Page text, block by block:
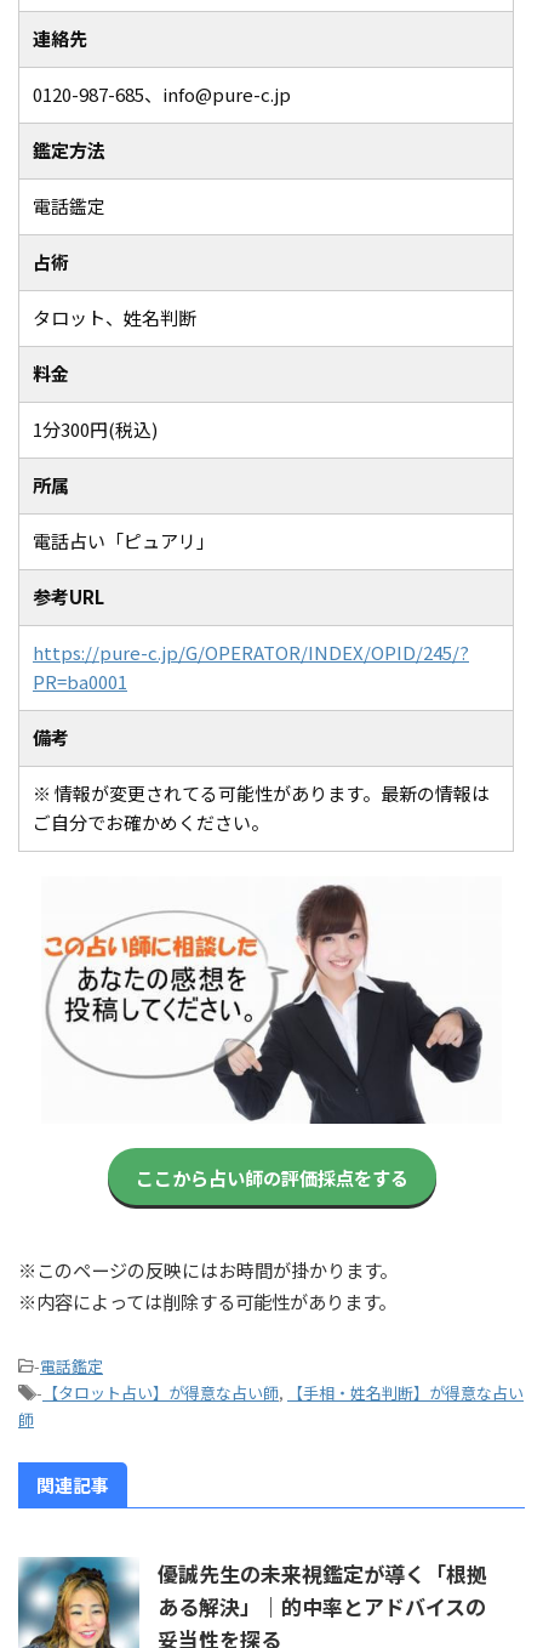
連絡先
0120-987-685、info@pure-c.jp
鑑定方法
電話鑑定
占術
タロット、姓名判断
料金
1分300円(税込)
所属
電話占い「ピュアリ」
参考URL
https://pure-c.jp/G/OPERATOR/INDEX/OPID/245/?
PR=ba0001
備考
※ 情報が変更されてる可能性があります。最新の情報は
ご自分でお確かめください。
ここから占い師の評価採点をする
※このページの反映にはお時間が掛かります。
※内容によっては削除する可能性があります。
-電話鑑定
- 【タロット占い】が得意な占い師,
【手相・姓名判断】が得意な占い
師
関連記事
優誠先生の未来視鑑定が導く「根拠
ある解決」｜的中率とアドバイスの
妥当性を探る